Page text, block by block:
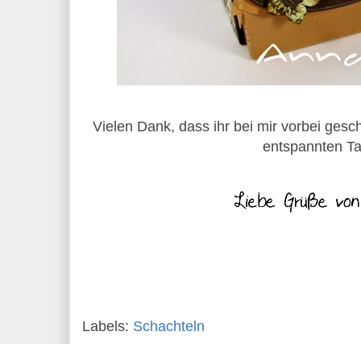
Vielen Dank, dass ihr bei mir vorbei
entspannten
Labels: Schachteln